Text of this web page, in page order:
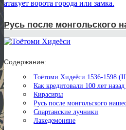
Русь после монгольского
Содержание:
Тоётоми Хидеёси 1536-1598
Как кредитовали 100 лет
Кирасиры
Русь после монгольского
Спартанские лучники
Лакедемоняне